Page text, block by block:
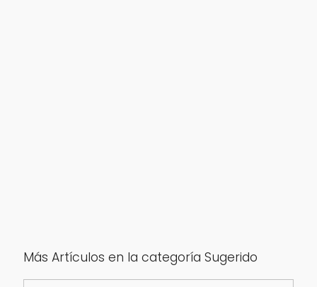
Más Artículos en la categoría Sugerido